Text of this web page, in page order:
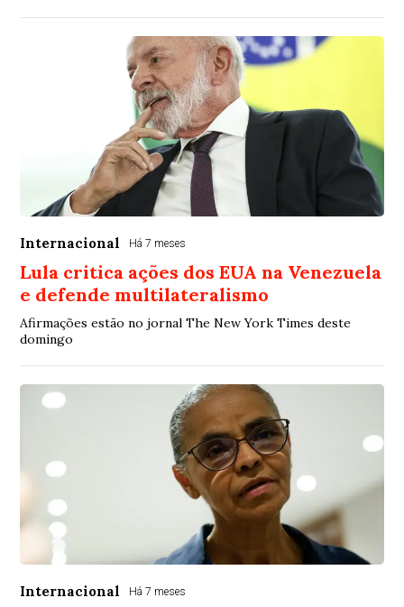
Internacional Há 7 meses
Lula critica ações dos EUA na Venezuela
e defende multilateralismo
Afirmações estão no jornal The New York Times deste
domingo
Internacional Há 7 meses